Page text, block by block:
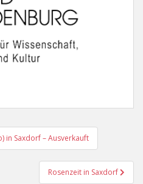
in Saxdorf – Ausverkauft
Rosenzeit in Saxdorf